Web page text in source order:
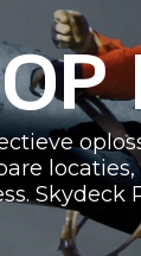
locaties,
Skydeck